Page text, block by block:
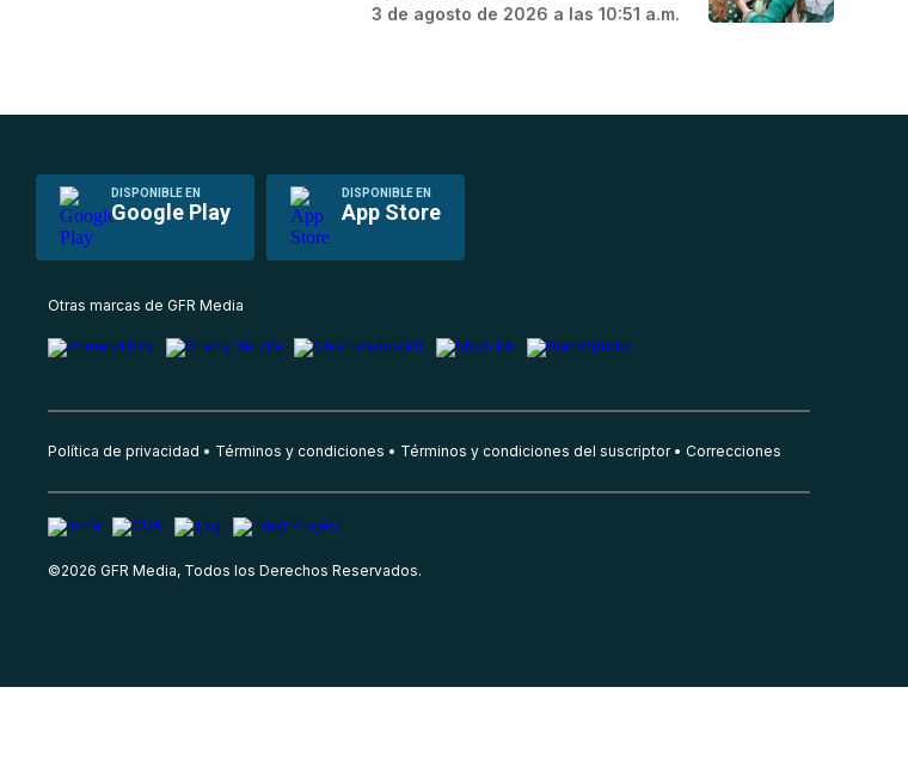
3 de agosto de 2026 a las 10:51 a.m.
DISPONIBLE EN
Google Play
DISPONIBLE EN
App Store
Otras marcas de GFR Media
Política de privacidad Términos y condiciones Términos y condiciones del suscriptor Correcciones
©2026 GFR Media, Todos los Derechos Reservados.